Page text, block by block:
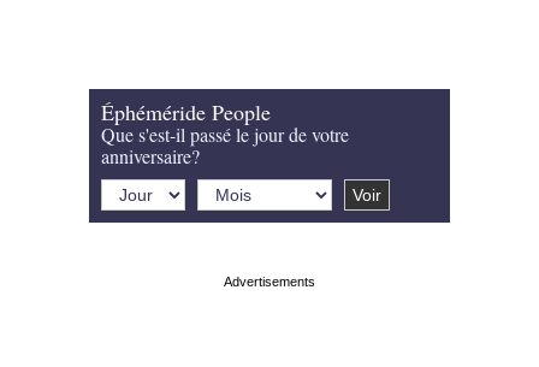
Éphéméride People
Que s'est-il passé le jour de votre
anniversaire?